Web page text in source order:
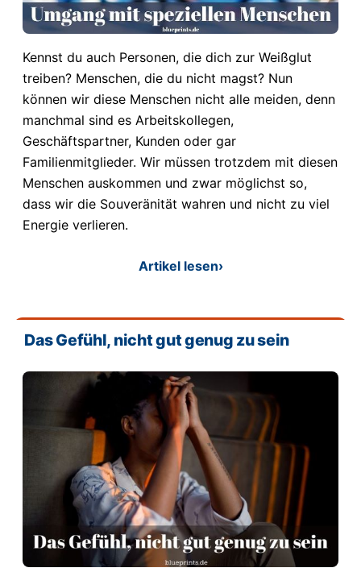
Kennst du auch Personen, die dich zur Weißglut
treiben? Menschen, die du nicht magst? Nun
können wir diese Menschen nicht alle meiden, denn
manchmal sind es Arbeitskollegen,
Geschäftspartner, Kunden oder gar
Familienmitglieder. Wir müssen trotzdem mit diesen
Menschen auskommen und zwar möglichst so,
dass wir die Souveränität wahren und nicht zu viel
Energie verlieren.
Artikel lesen›
Das Gefühl, nicht gut genug zu sein